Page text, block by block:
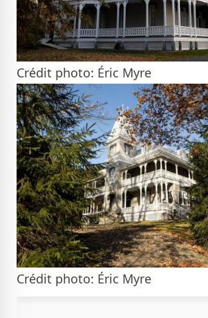
Crédit photo: Éric Myre
Crédit photo: Éric Myre